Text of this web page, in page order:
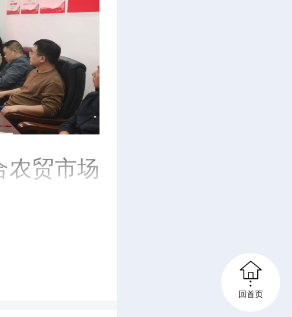
农贸市场
电器过
险，阐

回首页